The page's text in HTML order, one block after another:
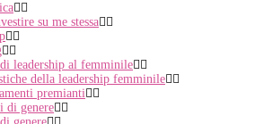
su me stessa
leadership al femminile
della leadership femminile
premianti
di genere